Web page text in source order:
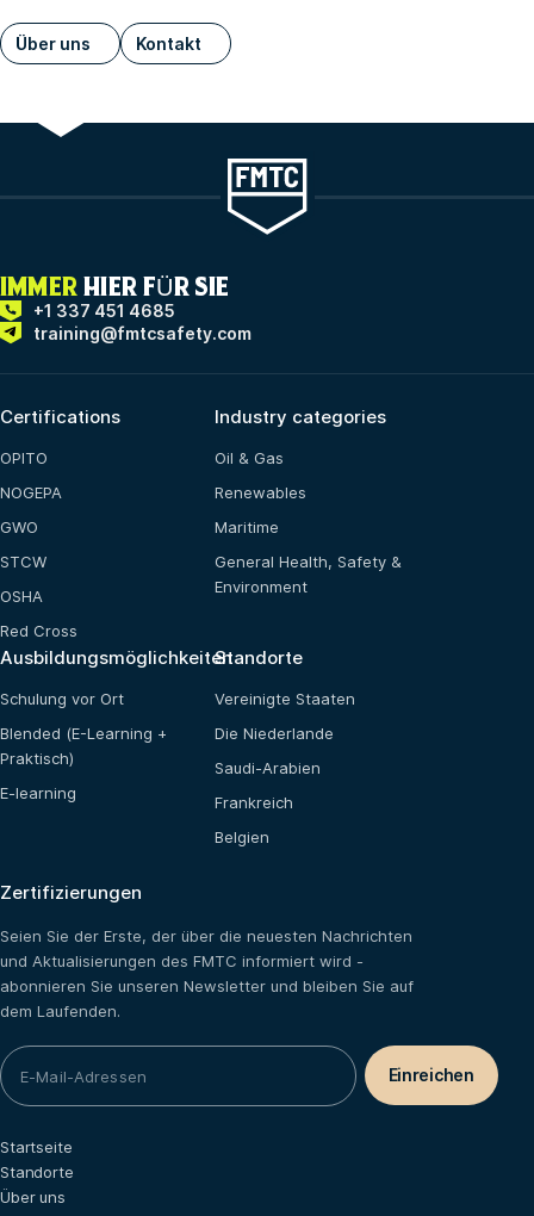
Über uns Kontakt
IMMER HIER FÜR SIE
+1 337 451 4685
training@fmtcsafety.com
Certifications
OPITO
NOGEPA
GWO
STCW
OSHA
Red Cross
Industry categories
Oil & Gas
Renewables
Maritime
General Health, Safety &
Environment
Ausbildungsmöglichkeiten
Schulung vor Ort
Blended (E-Learning +
Praktisch)
E-learning
Standorte
Vereinigte Staaten
Die Niederlande
Saudi-Arabien
Frankreich
Belgien
Zertifizierungen
Seien Sie der Erste, der über die neuesten Nachrichten
und Aktualisierungen des FMTC informiert wird -
abonnieren Sie unseren Newsletter und bleiben Sie auf
dem Laufenden.
Startseite
Standorte
Über uns